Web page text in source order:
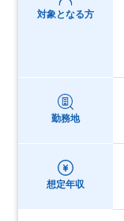
対象となる方
勤務地
想定年収